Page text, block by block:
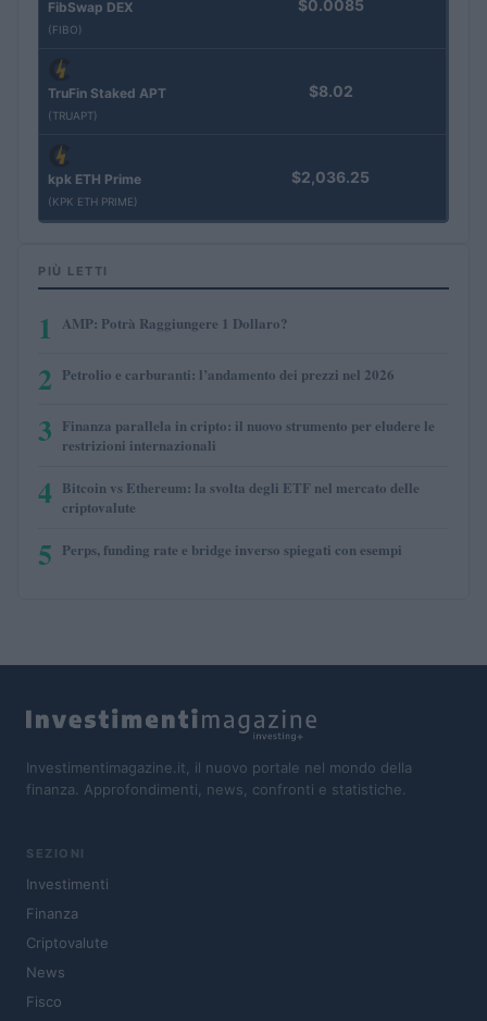
FibSwap DEX
(FIBO)
$0.0085
TruFin Staked APT
(TRUAPT)
$8.02
kpk ETH Prime
(KPK ETH PRIME)
$2,036.25
PIÙ LETTI
1 AMP: Potrà Raggiungere 1 Dollaro?
2 Petrolio e carburanti: l’andamento dei prezzi nel 2026
3 Finanza parallela in cripto: il nuovo strumento per eludere le
restrizioni internazionali
4 Bitcoin vs Ethereum: la svolta degli ETF nel mercato delle
criptovalute
5 Perps, funding rate e bridge inverso spiegati con esempi
Investimentimagazine.it, il nuovo portale nel mondo della
finanza. Approfondimenti, news, confronti e statistiche.
SEZIONI
Investimenti
Finanza
Criptovalute
News
Fisco